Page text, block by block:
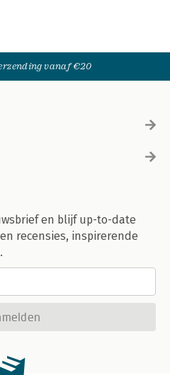
vanaf €20
en blijf up-to-date
recensies, inspirerende